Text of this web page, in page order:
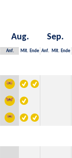
Aug. Sep.
Anf. Mit. Ende Anf. Mit. Ende